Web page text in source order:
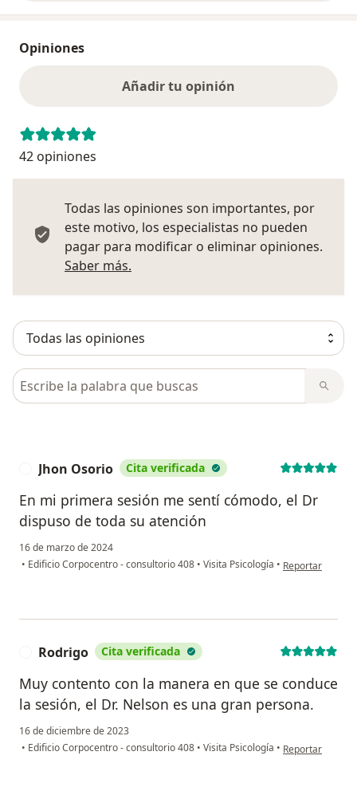
Opiniones
Añadir tu opinión
42 opiniones
Todas las opiniones son importantes, por
este motivo, los especialistas no pueden
pagar para modificar o eliminar opiniones.
Saber más.
Busca en opiniones
Jhon Osorio Cita verificada
En mi primera sesión me sentí cómodo, el Dr
dispuso de toda su atención
16 de marzo de 2024
• Edificio Corpocentro - consultorio 408 • Visita Psicología • en opinión del
Reportar
Rodrigo Cita verificada
Muy contento con la manera en que se conduce
la sesión, el Dr. Nelson es una gran persona.
16 de diciembre de 2023
• Edificio Corpocentro - consultorio 408 • Visita Psicología • en opinión del
Reportar